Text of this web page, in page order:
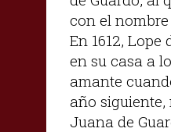
con el nombre
En 1612, Lope
en su casa a
amante
año
Juana de